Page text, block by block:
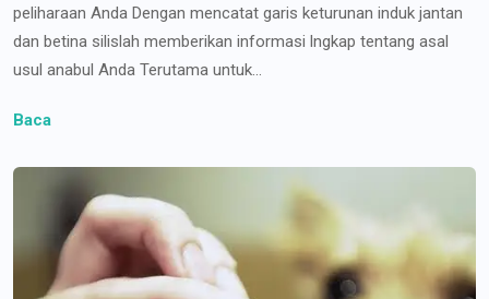
peliharaan Anda Dengan mencatat garis keturunan induk jantan
dan betina silislah memberikan informasi lngkap tentang asal
usul anabul Anda Terutama untuk...
Baca